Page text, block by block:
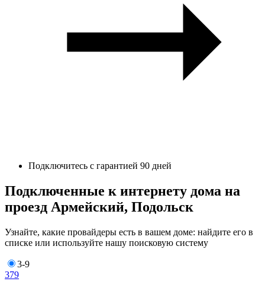
Подключитесь с гарантией 90 дней
Подключенные к интернету дома на
проезд Армейский, Подольск
Узнайте, какие провайдеры есть в вашем доме: найдите его в
списке или используйте нашу поисковую систему
3-9
379